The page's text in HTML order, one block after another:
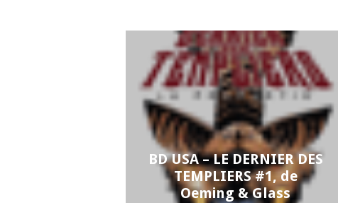
BD USA – LE DERNIER DES
TEMPLIERS #1, de
Oeming & Glass